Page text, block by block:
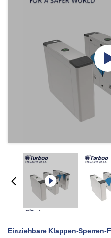
Einziehbare Klappen-Sperren-